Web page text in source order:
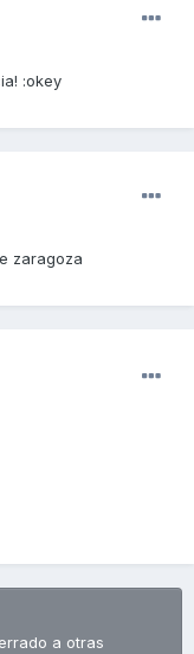
:okey
zaragoza
a otras